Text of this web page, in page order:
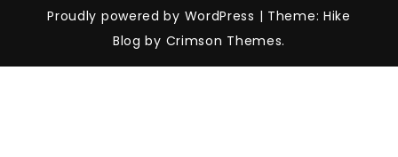
Proudly powered by WordPress | Theme: Hike
Blog by Crimson Themes.